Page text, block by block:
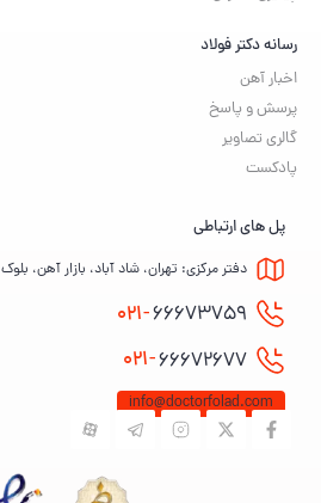
رسانه دکتر فولاد
اخبار آهن
پرسش و پاسخ
گالری تصاویر
پادکست
پل های ارتباطی
دفتر مرکزی: تهران، شاد آباد، بازار آهن، بلوک ۸ جنوبی پلاک ۳۱۱
021-66673759
021-66672677
info@doctorfolad.com